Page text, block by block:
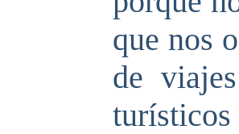
que nos
de